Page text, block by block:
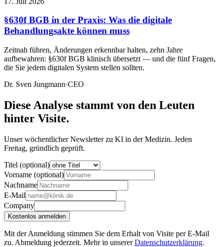
§630f BGB in der Praxis: Was die digitale
Behandlungsakte können muss
Zeitnah führen, Änderungen erkennbar halten, zehn Jahre
aufbewahren: §630f BGB klinisch übersetzt — und die fünf Fragen,
die Sie jedem digitalen System stellen sollten.
Dr. Sven Jungmann·CEO
Diese Analyse stammt von den Leuten
hinter Visite.
Unser wöchentlicher Newsletter zu KI in der Medizin. Jeden
Freitag, gründlich geprüft.
Titel (optional)
Vorname (optional)
Nachname
E-Mail
Company
Kostenlos anmelden
Mit der Anmeldung stimmen Sie dem Erhalt von Visite per E-Mail
zu. Abmeldung jederzeit. Mehr in unserer Datenschutzerklärung.